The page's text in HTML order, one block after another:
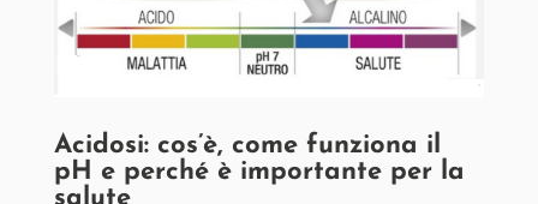
Acidosi: cos’è, come funziona il
pH e perché è importante per la
salute